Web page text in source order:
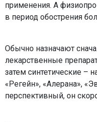
применения. А
в период обострения
Обычно назначают
лекарственные
затем синтетические –
«Регейн», «Алерана»,
перспективный, он